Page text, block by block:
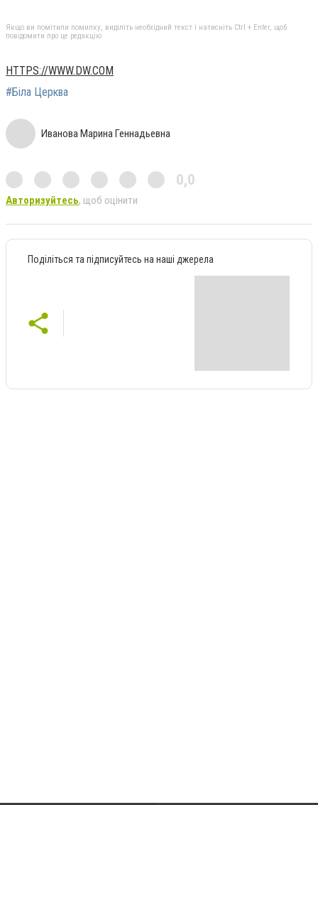
Якщо ви помітили помилку, виділіть необхідний текст і натисніть Ctrl + Enter, щоб
повідомити про це редакцію
HTTPS://WWW.DW.COM
#Біла Церква
Иванова Марина Геннадьевна
0,0
Авторизуйтесь, щоб оцінити
Поділіться та підписуйтесь на наші джерела